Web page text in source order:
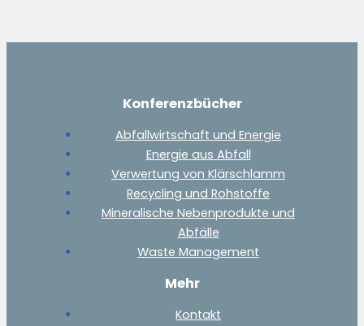
Konferenzbücher
Abfallwirtschaft und Energie
Energie aus Abfall
Verwertung von Klärschlamm
Recycling und Rohstoffe
Mineralische Nebenprodukte und
Abfälle
Waste Management
Mehr
Kontakt